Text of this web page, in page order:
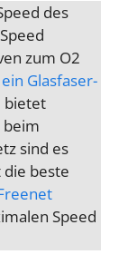
des
zum O2
Glasfaser-
bietet
beim
sind es
beste
Speed